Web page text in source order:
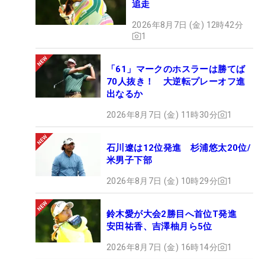
追走
2026年8月7日 (金) 12時42分
1
「61」マークのホスラーは勝てば
70人抜き！ 大逆転プレーオフ進
出なるか
2026年8月7日 (金) 11時30分 1
石川遼は12位発進 杉浦悠太20位/
米男子下部
2026年8月7日 (金) 10時29分 1
鈴木愛が大会2勝目へ首位T発進
安田祐香、吉澤柚月ら5位
2026年8月7日 (金) 16時14分 1